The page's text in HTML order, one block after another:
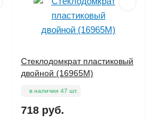
Стеклодомкрат пластиковый
двойной (16965М)
в наличии 47 шт.
718 руб.